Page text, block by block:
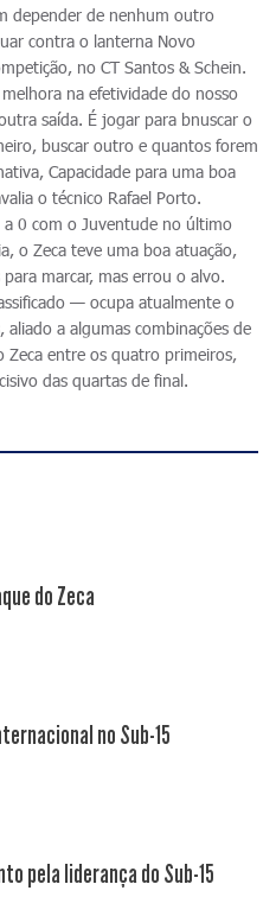
depender de nenhum outro
contra o lanterna Novo
no CT Santos & Schein.
na efetividade do nosso
saída. É jogar para bnuscar o
buscar outro e quantos forem
Capacidade para uma boa
o técnico Rafael Porto.
0 com o Juventude no último
o Zeca teve uma boa atuação,
marcar, mas errou o alvo.
— ocupa atualmente o
a algumas combinações de
Zeca entre os quatro primeiros,
das quartas de final.
do Zeca
no Sub-15
pela liderança do Sub-15